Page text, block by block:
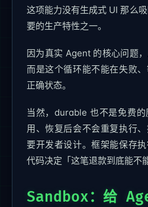
这项能力没有生成式 UI 那么
要的生产特性之一。
因为真实 Agent 的核心问题
而是这个循环能不能在失败
正确状态。
当然，durable 也不是免费
用、恢复后会不会重复执行
要开发者设计。框架能保存
代码决定「这笔退款到底能不
Sandbox：给